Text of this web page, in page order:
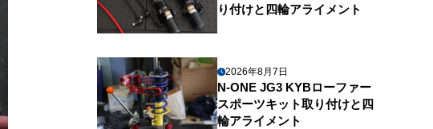
り付けと四輪アライメント
2026年8月7日
N-ONE JG3 KYBローファー
スポーツキット取り付けと四
輪アライメント